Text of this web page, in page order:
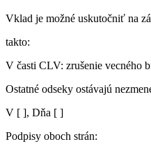
Vklad je možné uskutočniť na
takto:
V časti CLV: zrušenie vecného
Ostatné odseky ostávajú
V [ ], Dňa [ ]
Podpisy oboch strán: